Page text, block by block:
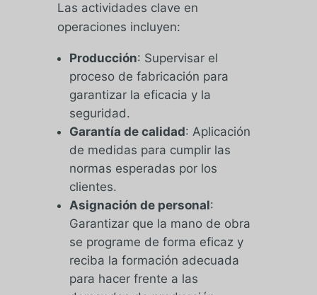
Las actividades clave en
operaciones incluyen:
Producción: Supervisar el
proceso de fabricación para
garantizar la eficacia y la
seguridad.
Garantía de calidad: Aplicación
de medidas para cumplir las
normas esperadas por los
clientes.
Asignación de personal:
Garantizar que la mano de obra
se programe de forma eficaz y
reciba la formación adecuada
para hacer frente a las